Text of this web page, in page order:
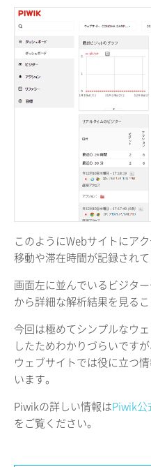
このようにWebサイトにア
移動や滞在時間が記録されて
画面左に並んでいるビジタ
から詳細な解析結果を見るこ
今回は極めてシンプルなウ
したためわかりづらいです
ウェブサイトでは役に立つ
います。
Piwikの詳しい情報はPiwik公
をご覧ください。